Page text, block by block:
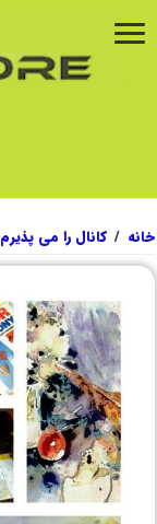
خانه / کانال را می پذیرم